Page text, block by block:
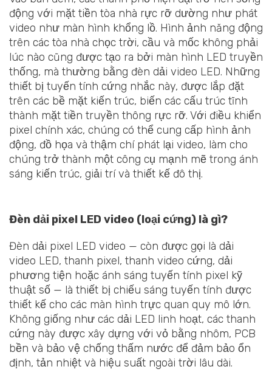
động với mặt tiền tòa nhà rực rỡ dường như phát
video như màn hình khổng lồ. Hình ảnh năng động
trên các tòa nhà chọc trời, cầu và mốc không phải
lúc nào cũng được tạo ra bởi màn hình LED truyền
thống, mà thường bằng đèn dải video LED. Những
thiết bị tuyến tính cứng nhắc này, được lắp đặt
trên các bề mặt kiến trúc, biến các cấu trúc tĩnh
thành mặt tiền truyền thông rực rỡ. Với điều khiển
pixel chính xác, chúng có thể cung cấp hình ảnh
động, đồ họa và thậm chí phát lại video, làm cho
chúng trở thành một công cụ mạnh mẽ trong ánh
sáng kiến trúc, giải trí và thiết kế đô thị.
Đèn dải pixel LED video (loại cứng) là gì?
Đèn dải pixel LED video — còn được gọi là dải
video LED, thanh pixel, thanh video cứng, dải
phương tiện hoặc ánh sáng tuyến tính pixel kỹ
thuật số — là thiết bị chiếu sáng tuyến tính được
thiết kế cho các màn hình trực quan quy mô lớn.
Không giống như các dải LED linh hoạt, các thanh
cứng này được xây dựng với vỏ bằng nhôm, PCB
bền và bảo vệ chống thấm nước để đảm bảo ổn
định, tản nhiệt và hiệu suất ngoài trời lâu dài.